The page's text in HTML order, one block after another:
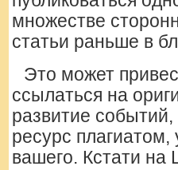
множестве
статьи раньше в
Это может
ссылаться на
развитие
ресурс
вашего. Кстати на